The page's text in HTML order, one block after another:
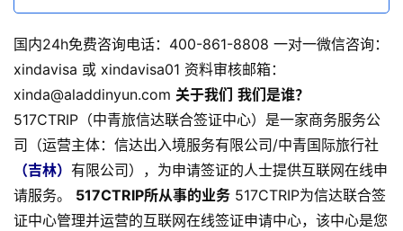
国内24h免费咨询电话：400-861-8808 一对一微信咨询：
xindavisa 或 xindavisa01 资料审核邮箱：
xinda@aladdinyun.com 关于我们 我们是谁？
517CTRIP（中青旅信达联合签证中心）是一家商务服务公
司（运营主体：信达出入境服务有限公司/中青国际旅行社
（吉林） 有限公司），为申请签证的人士提供互联网在线申
请服务。 517CTRIP所从事的业务 517CTRIP为信达联合签
证中心管理并运营的互联网在线签证申请中心，该中心是您